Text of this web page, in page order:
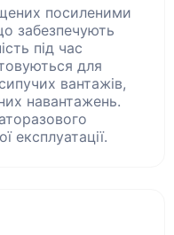
посиленими
забезпечують
під час
для
вантажів,
навантажень.
експлуатації.